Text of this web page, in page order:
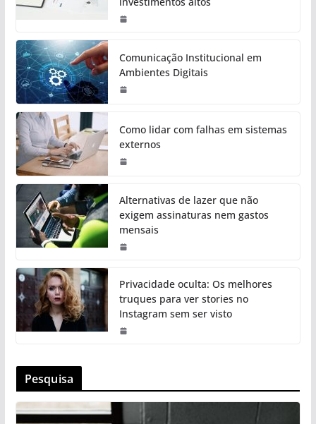
Comunicação Institucional em
Ambientes Digitais
Como lidar com falhas em sistemas
externos
Alternativas de lazer que não
exigem assinaturas nem gastos
mensais
Privacidade oculta: Os melhores
truques para ver stories no
Instagram sem ser visto
Pesquisa